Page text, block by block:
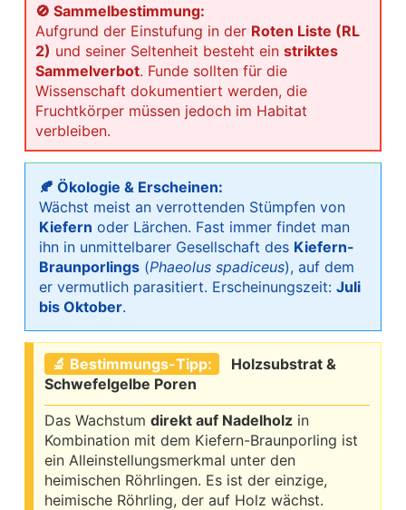
🚫 Sammelbestimmung:
Aufgrund der Einstufung in der Roten Liste (RL
2) und seiner Seltenheit besteht ein striktes
Sammelverbot. Funde sollten für die
Wissenschaft dokumentiert werden, die
Fruchtkörper müssen jedoch im Habitat
verbleiben.
🍂 Ökologie & Erscheinen:
Wächst meist an verrottenden Stümpfen von
Kiefern oder Lärchen. Fast immer findet man
ihn in unmittelbarer Gesellschaft des Kiefern-
Braunporlings (Phaeolus spadiceus), auf dem
er vermutlich parasitiert. Erscheinungszeit: Juli
bis Oktober.
🔬 Bestimmungs-Tipp:
Holzsubstrat &
Schwefelgelbe Poren
Das Wachstum direkt auf Nadelholz in
Kombination mit dem Kiefern-Braunporling ist
ein Alleinstellungsmerkmal unter den
heimischen Röhrlingen. Es ist der einzige,
heimische Röhrling, der auf Holz wächst.